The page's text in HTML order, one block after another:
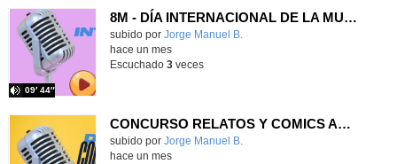
8M - DÍA INTERNACIONAL DE LA MUJER
Contenido educativo.
subido por Jorge Manuel B.
09′ 44″
hace un mes
Escuchado 3veces
CONCURSO RELATOS Y COMICS AMPA CEIP PRÍNCIPE FELIPE
Contenido educativo.
subido por Jorge Manuel B.
hace un mes